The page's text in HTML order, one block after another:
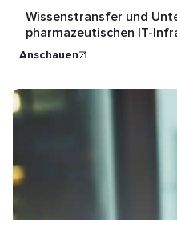
Wissenstransfer und
pharmazeutischen IT-
anschauen